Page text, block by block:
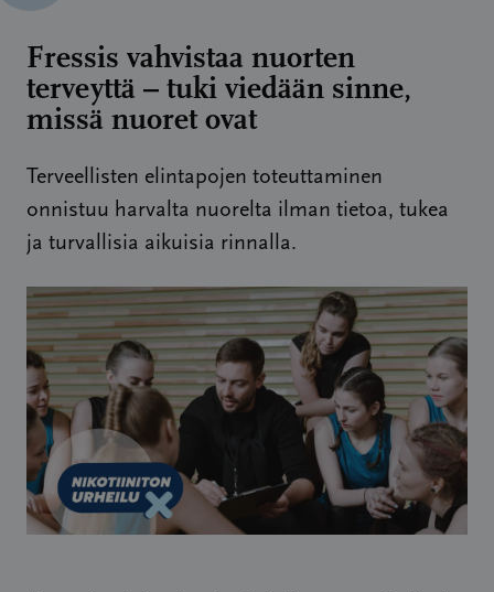
Fressis vahvistaa nuorten
terveyttä – tuki viedään sinne,
missä nuoret ovat
Terveellisten elintapojen toteuttaminen
onnistuu harvalta nuorelta ilman tietoa, tukea
ja turvallisia aikuisia rinnalla.